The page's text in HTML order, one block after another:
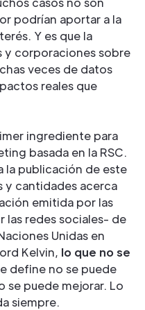
podrían aportar a la
Y es que la
y corporaciones sobre
veces de datos
reales que
ingrediente para
basada en la RSC.
la publicación de este
y cantidades acerca
emitida por las
las redes sociales- de
Unidas en
Kelvin, lo que no se
define no se puede
se puede mejorar. Lo
siempre.